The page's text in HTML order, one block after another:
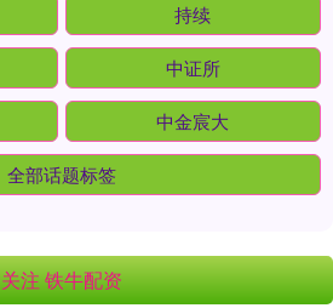
持续
中证所
中金宸大
全部话题标签
关注 铁牛配资